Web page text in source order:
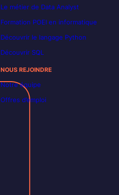
Le métier de Data Analyst
Formation POEI en informatique
Découvrir le langage Python
Découvrir SQL
NOUS REJOINDRE
Notre équipe
Offres d’emploi